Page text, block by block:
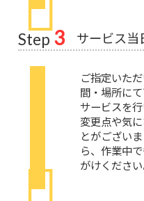
Step 3 サービス当
ご指定いた
間・場所に
サービスを行
変更点や気
とがござい
ら、作業中
がけください